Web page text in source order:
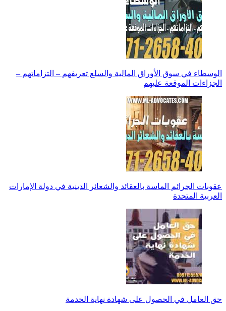
الوسطاء في سوق الأوراق المالية والسلع تعريفهم – التزاماتهم –
الجزاءات الموقعة عليهم
عقوبات الجرائم الماسة بالعقائد والشعائر الدينية في دولة الإمارات
العربية المتحدة
حق العامل في الحصول على شهادة نهاية الخدمة